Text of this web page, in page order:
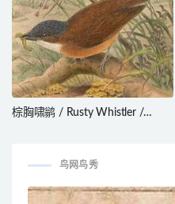
棕胸啸鹟 / Rusty Whistler /
鸟网鸟秀